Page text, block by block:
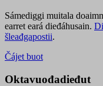
Sámediggi muitala
earret eará dieđáhusain.
šleađgapostii.
Čájet buot
Oktavuođadieđut